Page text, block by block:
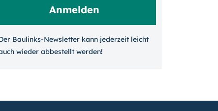
Baulinks-Newsletter kann jeder­zeit leicht
wieder ab­bestellt werden!